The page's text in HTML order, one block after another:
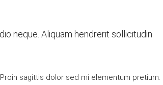
neque. Aliquam hendrerit sollicitudin
sagittis dolor sed mi elementum pretium.